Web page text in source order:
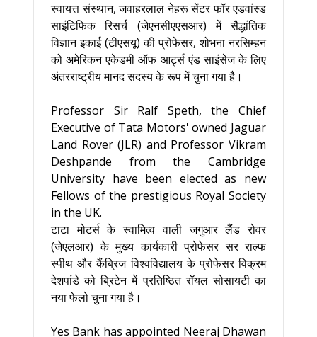
स्वायत्त संस्थान, जवाहरलाल नेहरू सेंटर फॉर एडवांस्ड
साइंटिफिक रिसर्च (जेएनसीएएसआर) में सैद्धांतिक
विज्ञान इकाई (टीएसयू) की प्रोफेसर, शोभना नरसिम्हन
को अमेरिकन एकेडमी ऑफ आर्ट्स एंड साइंसेज के लिए
अंतरराष्ट्रीय मानद सदस्य के रूप में चुना गया है।
Professor Sir Ralf Speth, the Chief
Executive of Tata Motors' owned Jaguar
Land Rover (JLR) and Professor Vikram
Deshpande from the Cambridge
University have been elected as new
Fellows of the prestigious Royal Society
in the UK.
टाटा मोटर्स के स्वामित्व वाली जगुआर लैंड रोवर
(जेएलआर) के मुख्य कार्यकारी प्रोफेसर सर राल्फ
स्पीथ और कैंब्रिज विश्वविद्यालय के प्रोफेसर विक्रम
देशपांडे को ब्रिटेन में प्रतिष्ठित रॉयल सोसायटी का
नया फेलो चुना गया है।
Yes Bank has appointed Neeraj Dhawan